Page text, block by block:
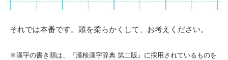
それでは本番です。頭を柔らかくして、お考えください。
※漢字の書き順は、『漢検漢字辞典 第二版』に採用されているものを